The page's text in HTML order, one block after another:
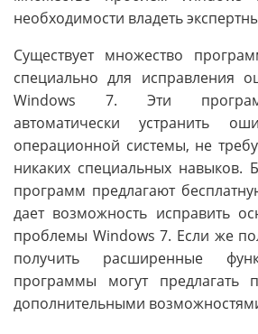
необходимости владеть
Существует множество
специально для исправления
Windows 7. Эти
автоматически устранить
операционной системы, не
никаких специальных навыков.
программ предлагают
дает возможность исправить
проблемы Windows 7. Если же
получить расширенные
программы могут предлагать
дополнительными